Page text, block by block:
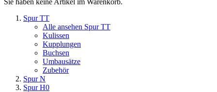
Sie haben keine Artikel im Warenkorb.
Spur TT
Alle ansehen Spur TT
Kulissen
Kupplungen
Buchsen
Umbausätze
Zubehör
Spur N
Spur H0